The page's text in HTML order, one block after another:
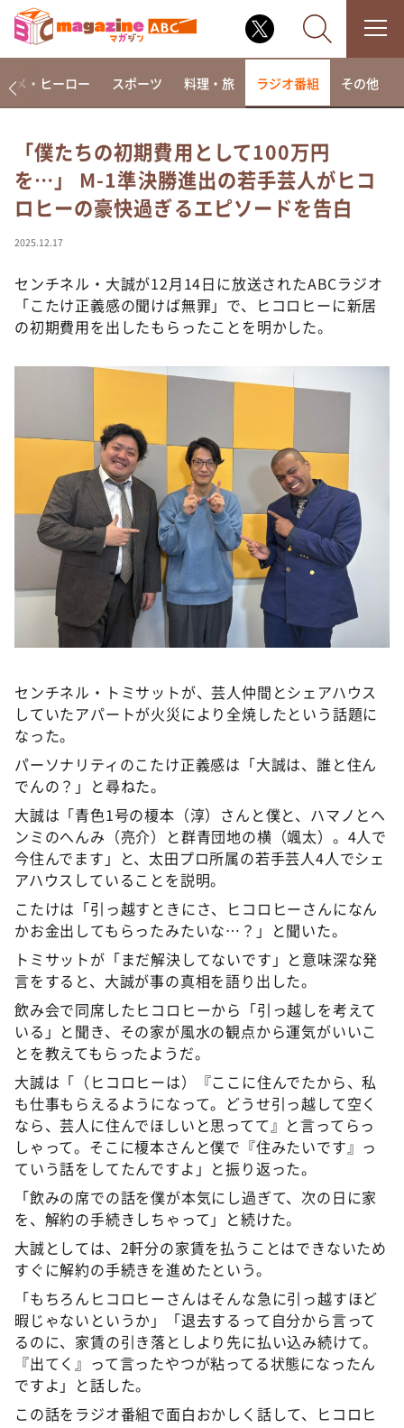
なるみ・岡村の過ぎるTV
相席食堂
これ余談なんですけど・・・
て真剣です
探偵！ナイトスクープ
news おかえり
河合＆A.B.C-Z塚田×福井アナ「なんでやねん！？」
（news おかえり）
DAIGOも台所 ～きょうの献立 何にする？～
本日はダイアンなり！シーズン２
朝だ！生です旅サラダ
教えて！ニュースライブ 正義のミカタ
ＬＩＦＥ～夢のカタチ～
新婚さんいらっしゃい！
ポツンと一軒家
ザキ山小屋本館
アナ回覧板
メ・ヒーロー スポーツ 料理・旅 ラジオ番組 その他
「僕たちの初期費用として100万円
を…」 M-1準決勝進出の若手芸人がヒコ
ロヒーの豪快過ぎるエピソードを告白
2025.12.17
センチネル・大誠が12月14日に放送されたABCラジオ
「こたけ正義感の聞けば無罪」で、ヒコロヒーに新居
の初期費用を出したもらったことを明かした。
センチネル・トミサットが、芸人仲間とシェアハウス
していたアパートが火災により全焼したという話題に
なった。
パーソナリティのこたけ正義感は「大誠は、誰と住ん
でんの？」と尋ねた。
大誠は「青色1号の榎本（淳）さんと僕と、ハマノとヘ
ンミのへんみ（亮介）と群青団地の横（颯太）。4人で
今住んでます」と、太田プロ所属の若手芸人4人でシェ
アハウスしていることを説明。
こたけは「引っ越すときにさ、ヒコロヒーさんになん
かお金出してもらったみたいな…？」と聞いた。
トミサットが「まだ解決してないです」と意味深な発
言をすると、大誠が事の真相を語り出した。
飲み会で同席したヒコロヒーから「引っ越しを考えて
いる」と聞き、その家が風水の観点から運気がいいこ
とを教えてもらったようだ。
大誠は「（ヒコロヒーは）『ここに住んでたから、私
も仕事もらえるようになって。どうせ引っ越して空く
なら、芸人に住んでほしいと思ってて』と言ってらっ
しゃって。そこに榎本さんと僕で『住みたいです』っ
ていう話をしてたんですよ」と振り返った。
「飲みの席での話を僕が本気にし過ぎて、次の日に家
を、解約の手続きしちゃって」と続けた。
大誠としては、2軒分の家賃を払うことはできないため
すぐに解約の手続きを進めたという。
「もちろんヒコロヒーさんはそんな急に引っ越すほど
暇じゃないというか」「退去するって自分から言って
るのに、家賃の引き落としより先に払い込み続けて。
『出てく』って言ったやつが粘ってる状態になったん
ですよ」と話した。
この話をラジオ番組で面白おかしく話して、ヒコロヒ